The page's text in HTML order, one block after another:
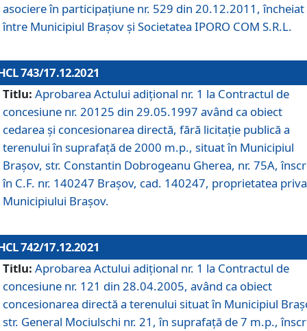
asociere în participațiune nr. 529 din 20.12.2011, încheiat
între Municipiul Brașov și Societatea IPORO COM S.R.L.
743/17.12.2021
Titlu: Aprobarea Actului adiţional nr. 1 la Contractul de
concesiune nr. 20125 din 29.05.1997 având ca obiect
cedarea și concesionarea directă, fără licitație publică a
terenului în suprafață de 2000 m.p., situat în Municipiul
Brașov, str. Constantin Dobrogeanu Gherea, nr. 75A,
în C.F. nr. 140247 Brașov, cad. 140247, proprietatea
Municipiului Brașov.
742/17.12.2021
Titlu: Aprobarea Actului adiţional nr. 1 la Contractul de
concesiune nr. 121 din 28.04.2005, având ca obiect
concesionarea directă a terenului situat în Municipiul
str. General Mociulschi nr. 21, în suprafață de 7 m.p.,